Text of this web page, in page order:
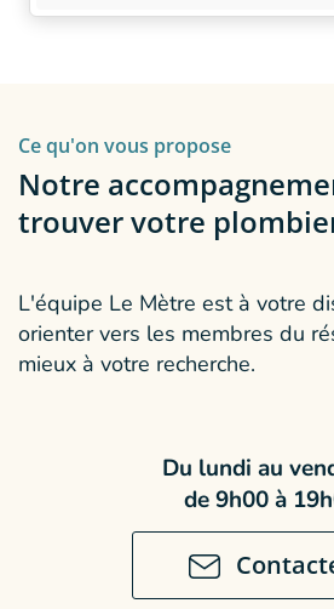
électricité depuis 2004, avec
une appétence particulière
pour larénovation du
patrimoine ancien.
Ce qu'on vous propose
Notre
trouver votre
L'équipe Le Mètre est à votre
orienter vers les membres du
mieux à votre recherche.
Du lundi au
de 9h00 à